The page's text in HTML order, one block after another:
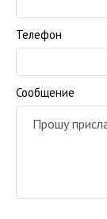
Телефон
Сообщение